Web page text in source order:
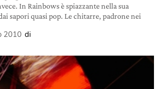
In Rainbows è spiazzante nella sua
sapori quasi pop. Le chitarre, padrone nei
2010 di